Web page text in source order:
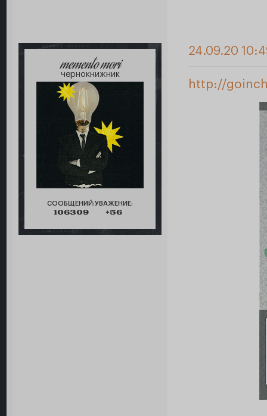
memento mori
чернокнижник
СООБЩЕНИЙ:
106309
УВАЖЕНИЕ:
+56
24.09.20
http://